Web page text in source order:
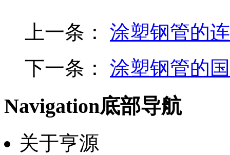
上一条： 涂塑钢管的
下一条： 涂塑钢管的
Navigation底部导航
关于亨源